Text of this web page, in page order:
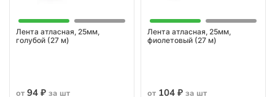
Лента атласная, 25мм,
голубой (27 м)
от 94 ₽ за шт
Лента атласная, 25мм,
фиолетовый (27 м)
от 104 ₽ за шт